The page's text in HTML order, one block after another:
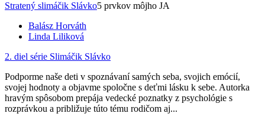
Stratený slimáčik Slávko5 prvkov môjho JA
Balász Horváth
Linda Liliková
2. diel série Slimáčik Slávko
Podporme naše deti v spoznávaní samých seba, svojich emócií,
svojej hodnoty a objavme spoločne s deťmi lásku k sebe. Autorka
hravým spôsobom prepája vedecké poznatky z psychológie s
rozprávkou a približuje túto tému rodičom aj...